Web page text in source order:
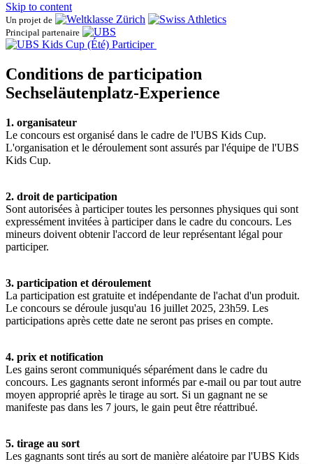
Skip to content
Un projet de
Principal partenaire
Participer
Conditions de participation
Sechseläutenplatz-Experience
1. organisateur
Le concours est organisé dans le cadre de l'UBS Kids Cup.
L'organisation et le déroulement sont assurés par l'équipe de l'UBS
Kids Cup.
2. droit de participation
Sont autorisées à participer toutes les personnes physiques qui sont
expressément invitées à participer dans le cadre du concours. Les
mineurs doivent obtenir l'accord de leur représentant légal pour
participer.
3. participation et déroulement
La participation est gratuite et indépendante de l'achat d'un produit.
Le concours se déroule jusqu'au 16 juillet 2025, 23h59. Les
participations après cette date ne seront pas prises en compte.
4. prix et notification
Les gains seront communiqués séparément dans le cadre du
concours. Les gagnants seront informés par e-mail ou par tout autre
moyen approprié après le tirage au sort. Si un gagnant ne se
manifeste pas dans les 7 jours, le gain peut être réattribué.
5. tirage au sort
Les gagnants sont tirés au sort de manière aléatoire par l'UBS Kids